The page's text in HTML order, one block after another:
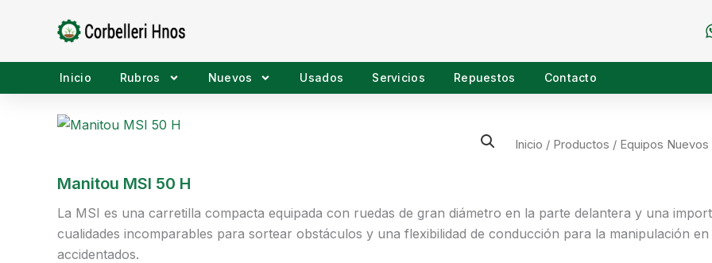
Inicio Rubros Nuevos Usados Servicios Repuestos Contacto
Inicio / Productos / Equipos Nuevos
Manitou MSI 50 H
La MSI es una carretilla compacta equipada con ruedas de gran diámetro en la parte delantera y una
cualidades incomparables para sortear obstáculos y una flexibilidad de conducción para la manipulación
accidentados.